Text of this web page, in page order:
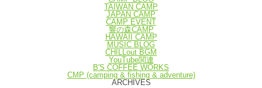
TAIWAN CAMP
JAPAN CAMP
CAMP EVENT
響の森CAMP
HAWAII CAMP
MUSIC BLOG
CHILLout BGM
YouTube関連
B'S COFFEE WORKS
CMP (camping & fishing & adventure)
ARCHIVES